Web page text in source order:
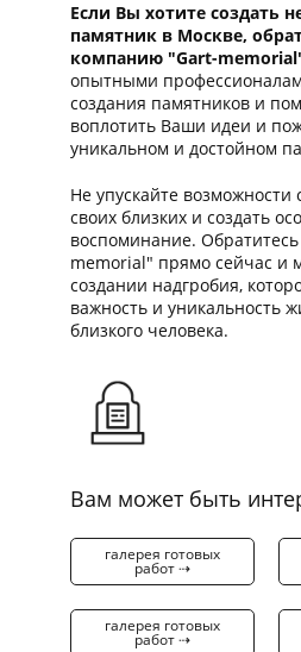
Если Вы хотите создать
памятник в Москве,
компанию "Gart-
опытными
создания памятников и
воплотить Ваши идеи и
уникальном и достойном
Не упускайте возможности
своих близких и создать
воспоминание.
memorial" прямо сейчас и
создании надгробия,
важность и уникальность
близкого человека.
Вам может быть
галерея готовых
работ ⇢
галерея готовых
работ ⇢